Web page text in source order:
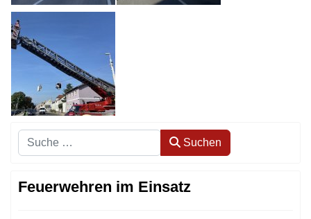
Suchen Suchen
Feuerwehren im Einsatz